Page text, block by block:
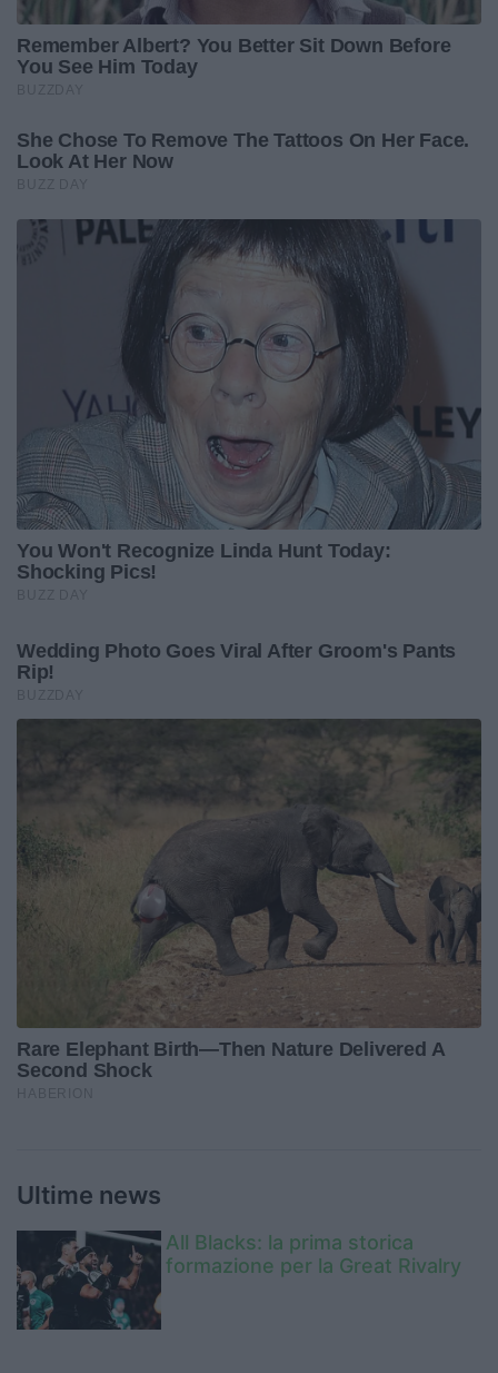
Ultime news
All Blacks: la prima storica
formazione per la Great Rivalry